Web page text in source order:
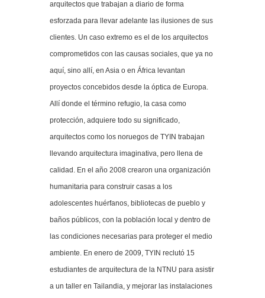
arquitectos que trabajan a diario de forma
esforzada para llevar adelante las ilusiones de sus
clientes. Un caso extremo es el de los arquitectos
comprometidos con las causas sociales, que ya no
aquí, sino allí, en Asia o en África levantan
proyectos concebidos desde la óptica de Europa.
Allí donde el término refugio, la casa como
protección, adquiere todo su significado,
arquitectos como los noruegos de TYIN trabajan
llevando arquitectura imaginativa, pero llena de
calidad. En el año 2008 crearon una organización
humanitaria para construir casas a los
adolescentes huérfanos, bibliotecas de pueblo y
baños públicos, con la población local y dentro de
las condiciones necesarias para proteger el medio
ambiente. En enero de 2009, TYIN reclutó 15
estudiantes de arquitectura de la NTNU para asistir
a un taller en Tailandia, y mejorar las instalaciones